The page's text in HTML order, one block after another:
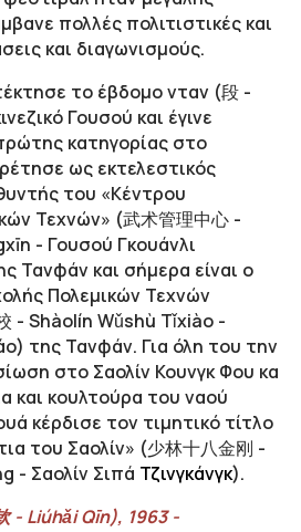
πολλές πολιτιστικές και
και διαγωνισμούς.
το έβδομο νταν (段 -
Γουσού και έγινε
κατηγορίας στο
ως εκτελεστικός
του «Κέντρου
Τεχνών» (武术管理中心 -
- Γουσού Γκουάνλι
Τανφάν και σήμερα είναι ο
Πολεμικών Τεχνών
- Shàolín Wǔshù Tǐxiào -
της Τανφάν. Για όλη του την
στο Σαολίν Κουνγκ Φου κα
και κουλτούρα του ναού
κέρδισε τον τιμητικό τίτλο
του Σαολίν» (少林十八金刚 -
- Σαολίν Σιπά Τζινγκάνγκ).
- Liúhǎi Qīn), 1963 -